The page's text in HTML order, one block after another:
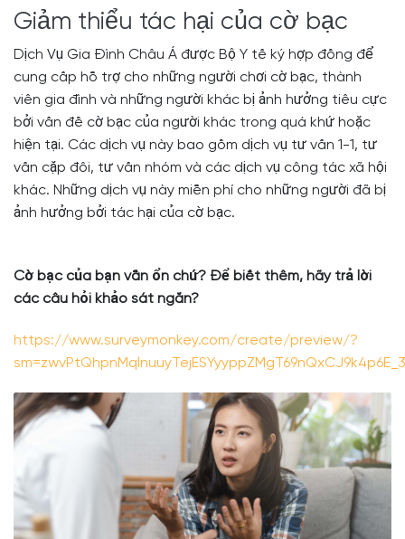
Giảm thiểu tác hại của cờ bạc
Dịch Vụ Gia Đình Châu Á được Bộ Y tế ký hợp đồng để
cung cấp hỗ trợ cho những người chơi cờ bạc, thành
viên gia đình và những người khác bị ảnh hưởng tiêu cực
bởi vấn đề cờ bạc của người khác trong quá khứ hoặc
hiện tại. Các dịch vụ này bao gồm dịch vụ tư vấn 1-1, tư
vấn cặp đôi, tư vấn nhóm và các dịch vụ công tác xã hội
khác. Những dịch vụ này miễn phí cho những người đã bị
ảnh hưởng bởi tác hại của cờ bạc.
Cờ bạc của bạn vẫn ổn chứ? Để biết thêm, hãy trả lời
các câu hỏi khảo sát ngắn?
https://www.surveymonkey.com/create/preview/?